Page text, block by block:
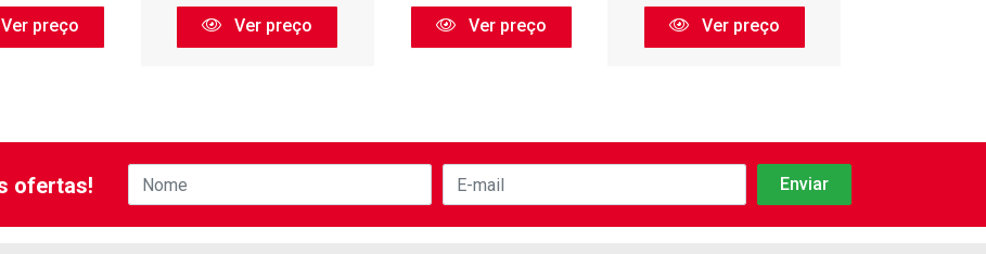
Ver preço Ver preço Ver preço Ver preço
ofertas!